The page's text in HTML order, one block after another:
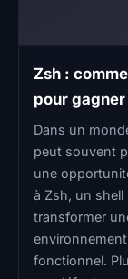
Zsh :
pour
Dans un
peut souvent
une
à Zsh, un
transformer
fonctionnel.